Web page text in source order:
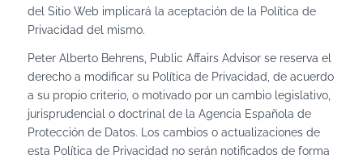
del Sitio Web implicará la aceptación de la Política de
Privacidad del mismo.
Peter Alberto Behrens, Public Affairs Advisor se reserva el
derecho a modificar su Política de Privacidad, de acuerdo
a su propio criterio, o motivado por un cambio legislativo,
jurisprudencial o doctrinal de la Agencia Española de
Protección de Datos. Los cambios o actualizaciones de
esta Política de Privacidad no serán notificados de forma